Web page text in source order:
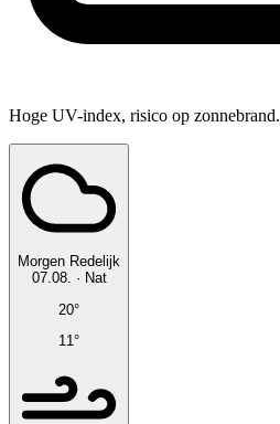
Hoge UV-index, risico op zonnebrand.
Morgen Redelijk
07.08. · Nat
20°
11°